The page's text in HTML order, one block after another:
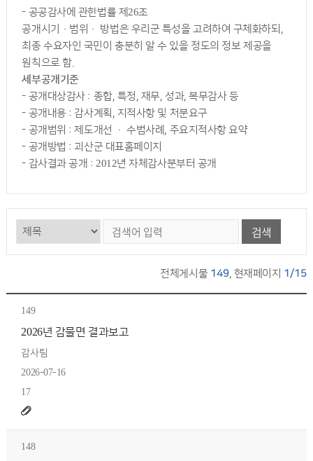
- 공공감사에 관한법률 제26조
공개시기·범위· 방법은 우리군 특성을 고려하여 구체화하되,
최종 수요자인 국민이 충분히 알 수 있을 정도의 정보 제공을
원칙으로 함.
세부공개기준
- 공개대상감사 : 종합, 특정, 재무, 성과, 복무감사 등
- 공개내용 : 감사계획, 지적사항 및 처분요구
- 공개범위 : 제도개선 · 수범사례, 주요지적사항 요약
- 공개방법 : 괴산군 대표홈페이지
- 감사결과 공개 : 2012년 자체감사분부터 공개
검색
전체게시물 149, 현재페이지 1/15
149
2026년 감물면 결과보고
감사팀
2026-07-16
17
148